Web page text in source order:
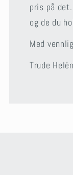
pris på
og de du
Med
Trude